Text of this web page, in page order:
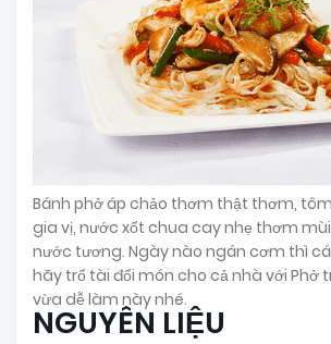
Bánh phở áp chảo thơm thật thơm,
gia vị, nước xốt chua cay nhẹ thơm
nước tương. Ngày nào ngán cơm thì
hãy trổ tài đổi món cho cả nhà với Phở
vừa dễ làm này nhé.
NGUYÊN LIỆU